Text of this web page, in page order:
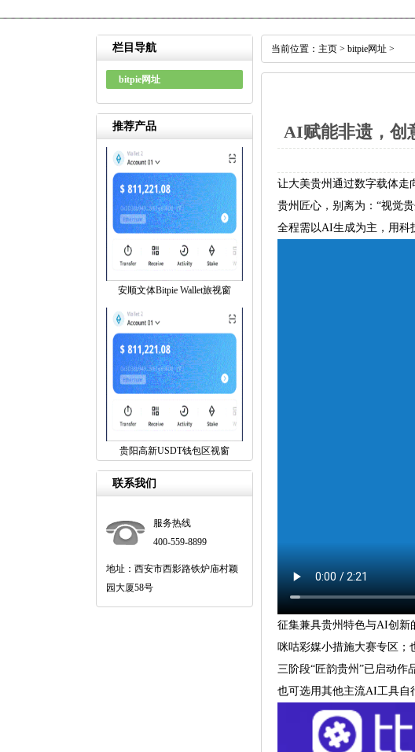
栏目导航
bitpie网址
推荐产品
安顺文体Bitpie Wallet旅视窗
贵阳高新USDT钱包区视窗
联系我们
服务热线
400-559-8899
地址：西安市西影路铁炉庙村颖
园大厦58号
当前位置： 主页 > bitpie网址 >
AI赋能非遗，创
让大美贵州通过数字载体走
贵州匠心，别离为：“视觉
全程需以AI生成为主，用科
征集兼具贵州特色与AI创新
咪咕彩媒小措施大赛专区；
三阶段“匠韵贵州”已启动作
也可选用其他主流AI工具自